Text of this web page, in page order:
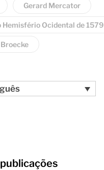
Gerard Mercator
Hemisfério Ocidental de 1579
Broecke